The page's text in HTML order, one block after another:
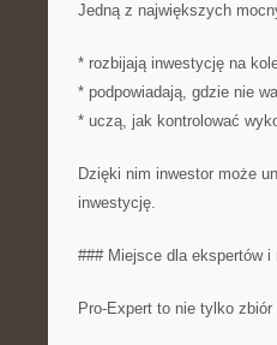
Jedną z największych
* rozbijają inwestycję na
* podpowiadają, gdzie nie
* uczą, jak kontrolować
Dzięki nim inwestor może
inwestycję.
### Miejsce dla ekspertów i
Pro-Expert to nie tylko